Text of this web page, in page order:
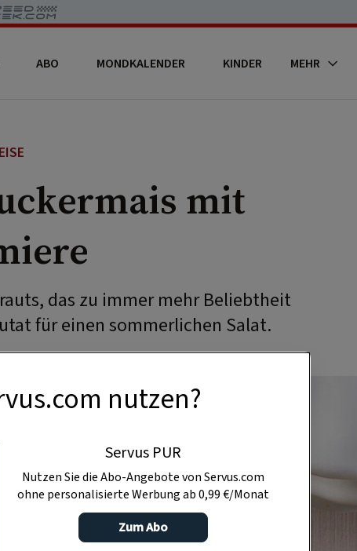
ABO MONDKALENDER KINDER MEHR
mit
das zu immer mehr Beliebtheit
für einen sommerlichen Salat.
nutzen?
Servus PUR
Nutzen Sie die Abo-Angebote von Servus.com
ohne personalisierte Werbung ab 0,99 €/Monat
Zum Abo